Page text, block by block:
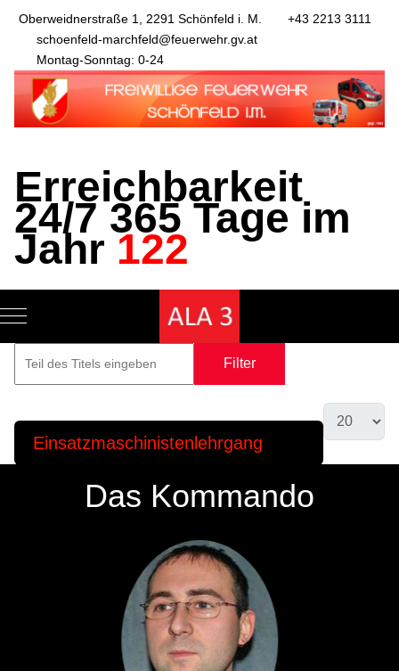
Oberweidnerstraße 1, 2291 Schönfeld i. M.
+43 2213 3111
schoenfeld-marchfeld@feuerwehr.gv.at
Montag-Sonntag: 0-24
Erreichbarkeit
24/7 365 Tage im
Jahr122
Mobile Menu Toggle
Filter
Einsatzmaschinistenlehrgang
Das Kommando